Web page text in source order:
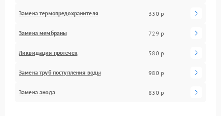
Замена термопредохранителя 330 р
Замена мембраны 729 р
Ликвидация протечек 580 р
Замена труб поступления воды 980 р
Замена анода 830 р